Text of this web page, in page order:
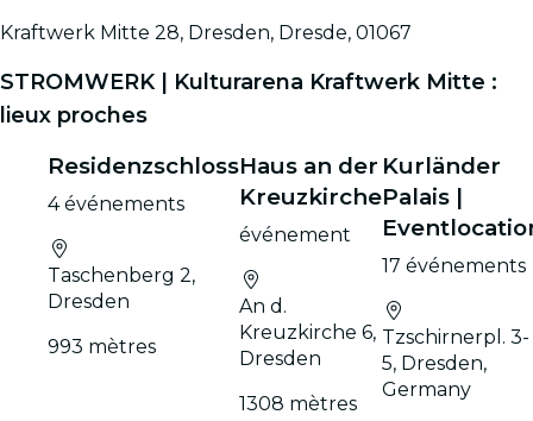
Kraftwerk Mitte 28, Dresden, Dresde, 01067
STROMWERK | Kulturarena Kraftwerk Mitte :
lieux proches
Residenzschloss
4 événements
Taschenberg 2,
Dresden
993 mètres
Haus an der
Kreuzkirche
événement
An d.
Kreuzkirche 6,
Dresden
1308 mètres
Kurländer
Palais |
17 événements
Tzschirnerpl. 3-
5, Dresden,
Germany